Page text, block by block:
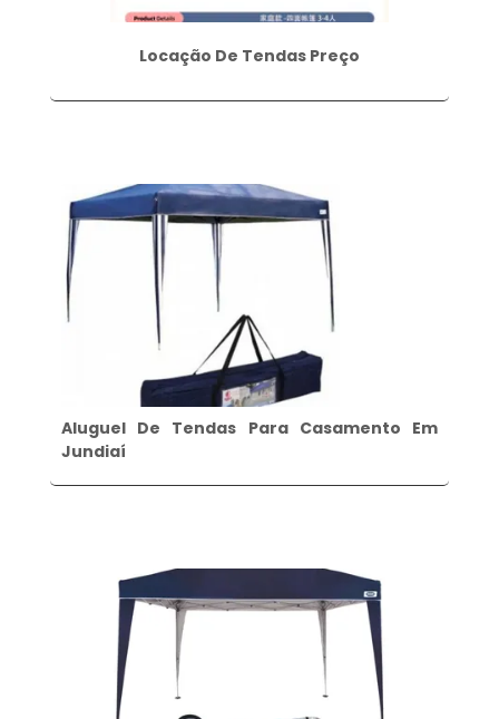
Locação De Tendas Preço
Aluguel De Tendas Para Casamento Em
Jundiaí